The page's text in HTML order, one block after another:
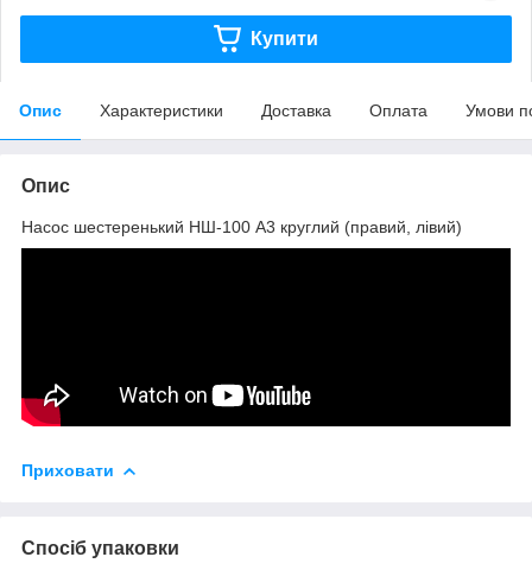
Купити
Опис Характеристики Доставка Оплата Умови
Опис
Насос шестеренький НШ-100 А3 круглий (правий, лівий)
Приховати
Спосіб упаковки